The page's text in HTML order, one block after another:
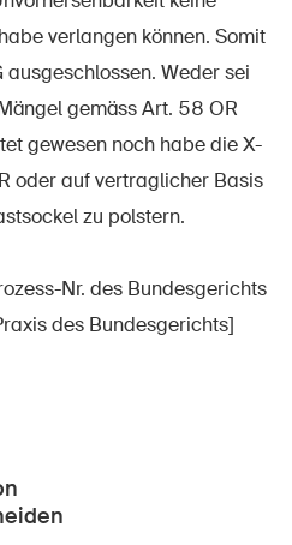
verlangen können. Somit
Weder sei
gemäss Art. 58 OR
gewesen noch habe die X-
oder auf vertraglicher Basis
zu polstern.
Nr. des Bundesgerichts
des Bundesgerichts]